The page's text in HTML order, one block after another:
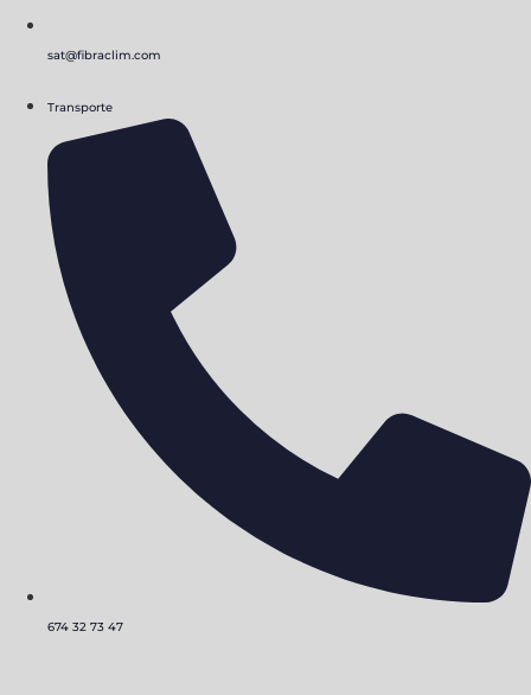
sat@fibraclim.com
Transporte
674 32 73 47